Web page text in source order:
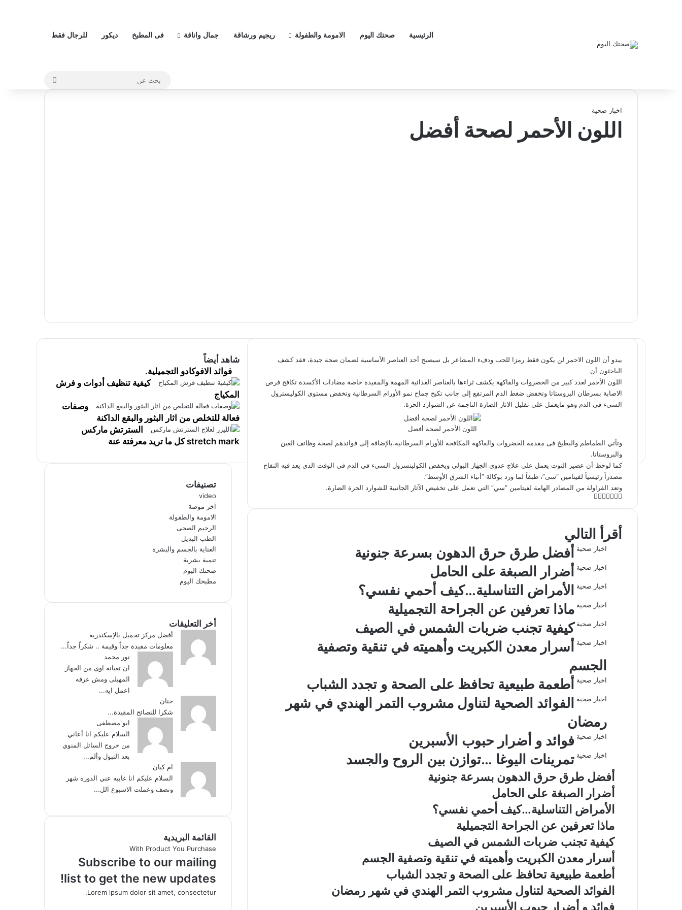
الرئيسية صحتك اليوم الامومة والطفولة ريجيم ورشاقة جمال واناقة فى المطبخ ديكور للرجال فقط
اخبار صحية
اللون الأحمر لصحة أفضل
يبدو أن اللون الاحمر لن يكون فقط رمزا للحب ودفء المشاعر بل سيصبح أحد العناصر الأساسية لضمان صحة جيدة، فقد كشف
الباحثون أن
اللون الأحمر لعدد كبير من الخضروات والفاكهة يكشف ثراءها بالعناصر الغذائية المهمة والمفيدة خاصة مضادات الأكسدة تكافح فرص
الاصابة بسرطان البروستاتا وتخفض ضغط الدم المرتفع إلى جانب تكبح جماح نمو الأورام السرطانية وتخفض مستوى الكوليسترول
السىء فى الدم وهو مايعمل على تقليل الاثار الضارة الناجمة عن الشوارد الحرة.
اللون الأحمر لصحة أفضل
وتأتي الطماطم والبطيخ فى مقدمة الخضروات والفاكهة المكافحة للأورام السرطانية،بالإضافة إلى فوائدهم لصحة وظائف العين
والبروستاتا.
كما لوحظ أن عصير التوت يعمل على علاج عدوى الجهاز البولي ويخفض الكوليتسرول السىء في الدم في الوقت الذي يعد فيه التفاح
مصدراً رئيسياً لفيتامين “سى”، طبقاً لما ورد بوكالة “أنباء الشرق الأوسط”.
وتعد الفراولة من المصادر الهامة لفيتامين “سي” التي تعمل على تخفيض الآثار الجانبية للشوارد الحرة الضارة.
ي
ب
و
ك
Xي
ك
د
إ
ا
س
ا
ب
ي
ق
ر
ا
ش
ر
ك
ة
ب
ر
د
ب
ع
ة
أقرأ التالي
اخبار صحية أفضل طرق حرق الدهون بسرعة جنونية
اخبار صحية أضرار الصبغة على الحامل
اخبار صحية الأمراض التناسلية…كيف أحمي نفسي؟
اخبار صحية ماذا تعرفين عن الجراحة التجميلية
اخبار صحية كيفية تجنب ضربات الشمس في الصيف
اخبار صحية أسرار معدن الكبريت وأهميته في تنقية وتصفية
الجسم
اخبار صحية أطعمة طبيعية تحافظ على الصحة و تجدد الشباب
اخبار صحية الفوائد الصحية لتناول مشروب التمر الهندي في شهر
رمضان
اخبار صحية فوائد و أضرار حبوب الأسبرين
اخبار صحية تمرينات اليوغا …توازن بين الروح والجسد
أفضل طرق حرق الدهون بسرعة جنونية
أضرار الصبغة على الحامل
الأمراض التناسلية…كيف أحمي نفسي؟
ماذا تعرفين عن الجراحة التجميلية
كيفية تجنب ضربات الشمس في الصيف
أسرار معدن الكبريت وأهميته في تنقية وتصفية الجسم
أطعمة طبيعية تحافظ على الصحة و تجدد الشباب
الفوائد الصحية لتناول مشروب التمر الهندي في شهر رمضان
فوائد و أضرار حبوب الأسبرين
شاهد أيضاً
فوائد الافوكادو التجميلية.
كيفية تنظيف أدوات و فرش
المكياج
وصفات
فعالة للتخلص من اثار البثور والبقع الداكنة
السترتش ماركس
stretch mark كل ما تريد معرفتة عنة
تصنيفات
video
آخر موضة
الامومة والطفولة
الرجيم الصحى
الطب البديل
العناية بالجسم والبشرة
تنمية بشرية
صحتك اليوم
مطبخك اليوم
أخر التعليقات
أفضل مركز تجميل بالإسكندرية
معلومات مفيدة جداً وقيمة .. شكراً جداً...
نور محمد
ان تعبانه اوى من الجهاز
المهبلى ومش عرفه
اعمل ايه...
حنان
شكرا للنصائح المفيدة...
ابو مصطفى
السلام عليكم انا أعاني
من خروج السائل المنوي
بعد التبول وألم...
ام كيان
السلام عليكم انا غايبه عني الدوره شهر
ونصف وعملت الاسبوع الل...
القائمة البريدية
With Product You Purchase
Subscribe to our mailing
list to get the new updates!
Lorem ipsum dolor sit amet, consectetur.